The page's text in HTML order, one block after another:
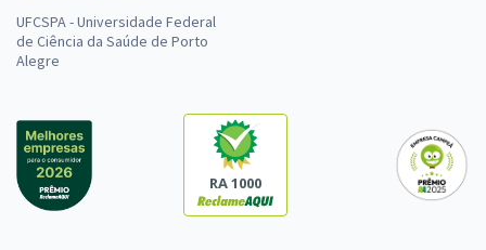
UFCSPA - Universidade Federal
de Ciência da Saúde de Porto
Alegre
RA 1000